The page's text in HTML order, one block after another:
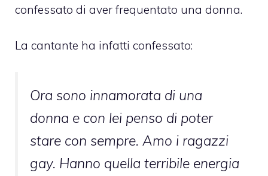
confessato di aver frequentato una donna.
La cantante ha infatti confessato:
Ora sono innamorata di una
donna e con lei penso di poter
stare con sempre. Amo i ragazzi
gay. Hanno quella terribile energia